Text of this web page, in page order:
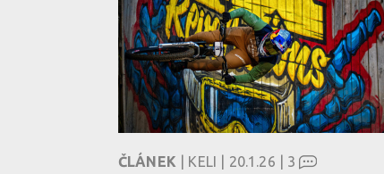
ČLÁNEK | KELI | 20.1.26 | 3